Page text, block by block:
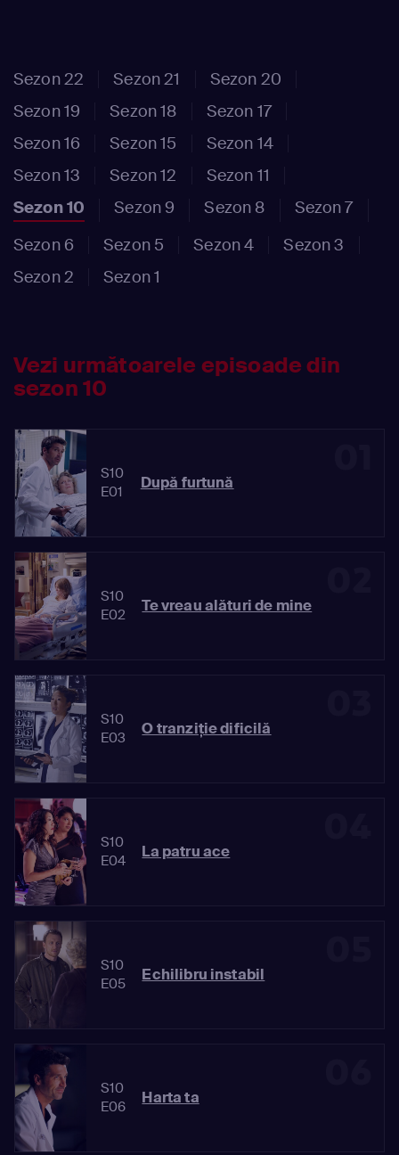
Sezon 22 Sezon 21
Sezon 20
Sezon 19
Sezon 18
Sezon 17
Sezon 16
Sezon 15
Sezon 14
Sezon 13
Sezon 12
Sezon 11
Sezon 10
Sezon 9 Sezon 8
Sezon 7
Sezon 6
Sezon 5 Sezon 4
Sezon 3
Sezon 2
Sezon 1
Vezi următoarele episoade din
sezon 10
S10
E01
După furtună
S10
E02
Te vreau alături de mine
S10
E03
O tranziţie dificilă
S10
E04
La patru ace
S10
E05
Echilibru instabil
S10
E06
Harta ta